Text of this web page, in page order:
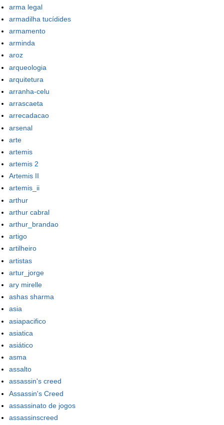
arma legal
armadilha tucídides
armamento
arminda
aroz
arqueologia
arquitetura
arranha-celu
arrascaeta
arrecadacao
arsenal
arte
artemis
artemis 2
Artemis II
artemis_ii
arthur
arthur cabral
arthur_brandao
artigo
artilheiro
artistas
artur_jorge
ary mirelle
ashas sharma
asia
asiapacifico
asiatica
asiático
asma
assalto
assassin's creed
Assassin's Creed
assassinato de jogos
assassinscreed